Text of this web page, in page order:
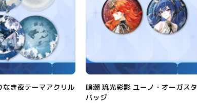
なき夜テーマアクリル
鳴潮 琉光彩影 ユーノ・オーガスタ
バッジ